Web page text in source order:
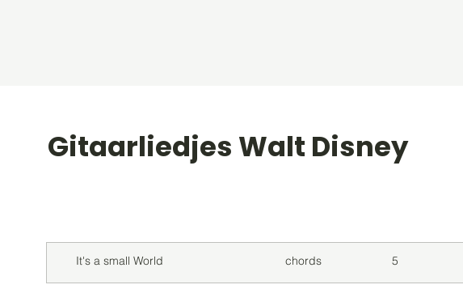
Gitaarliedjes Walt Disney
It's a small World chords 5